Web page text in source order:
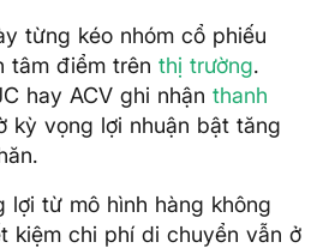
từng kéo nhóm cổ phiếu
tâm điểm trên thị trường.
hay ACV ghi nhận thanh
kỳ vọng lợi nhuận bật tăng
lợi từ mô hình hàng không
kiệm chi phí di chuyển vẫn ở